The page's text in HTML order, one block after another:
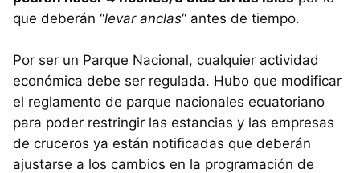
que deberán “levar anclas“ antes de tiempo.
Por ser un Parque Nacional, cualquier actividad
económica debe ser regulada. Hubo que modificar
el reglamento de parque nacionales ecuatoriano
para poder restringir las estancias y las empresas
de cruceros ya están notificadas que deberán
ajustarse a los cambios en la programación de